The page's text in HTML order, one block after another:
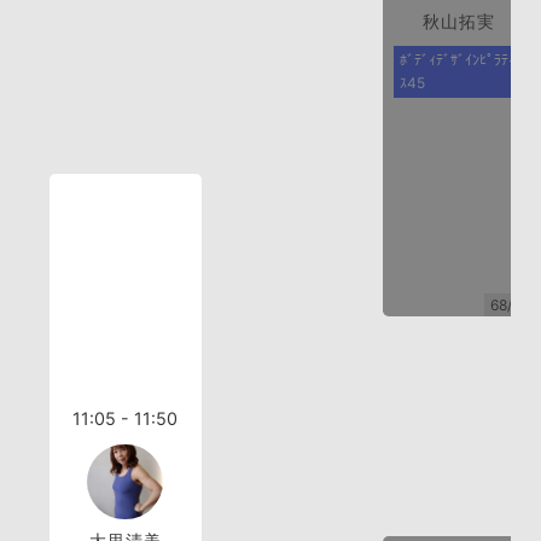
11:05 - 11:50
秋山拓実
ﾎﾞﾃﾞｨﾃﾞｻﾞｲﾝﾋﾟﾗﾃｨ
ｽ45
68/68